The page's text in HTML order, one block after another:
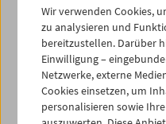
23
25
30
31 01
iCalender
Programmheft-PDF
Wir verwenden Cookies,
zu analysieren und
bereitzustellen. Darüber
Einwilligung –
Netzwerke, externe
Cookies einsetzen, um
personalisieren sowie